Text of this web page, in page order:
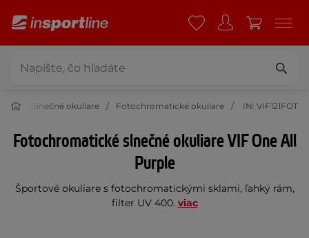
Slnečné okuliare Fotochromatické okuliare IN: VIF121FOT
Fotochromatické slnečné okuliare VIF One All
Purple
Športové okuliare s fotochromatickými sklami, ľahký rám,
filter UV 400. viac